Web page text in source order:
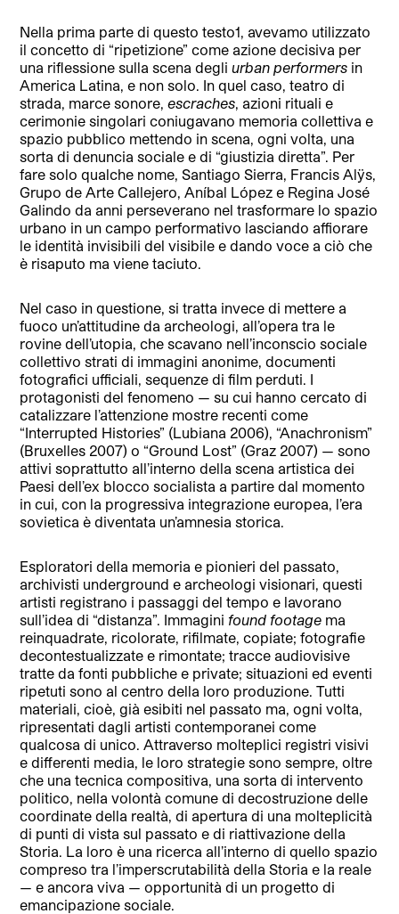
Nella prima parte di questo testo1, avevamo utilizzato
il concetto di “ripetizione” come azione decisiva per
una riflessione sulla scena degliurban performers in
America Latina, e non solo. In quel caso, teatro di
strada, marce sonore,escraches, azioni rituali e
cerimonie singolari coniugavano memoria collettiva e
spazio pubblico mettendo in scena, ogni volta, una
sorta di denuncia sociale e di “giustizia diretta”. Per
fare solo qualche nome, Santiago Sierra, Francis Alÿs,
Grupo de Arte Callejero, Aníbal López e Regina José
Galindo da anni perseverano nel trasformare lo spazio
urbano in un campo performativo lasciando affiorare
le identità invisibili del visibile e dando voce a ciò che
è risaputo ma viene taciuto.
Nel caso in questione, si tratta invece di mettere a
fuoco un’attitudine da archeologi, all’opera tra le
rovine dell’utopia, che scavano nell’inconscio sociale
collettivo strati di immagini anonime, documenti
fotografici ufficiali, sequenze di film perduti. I
protagonisti del fenomeno — su cui hanno cercato di
catalizzare l’attenzione mostre recenti come
“Interrupted Histories” (Lubiana 2006), “Anachronism”
(Bruxelles 2007) o “Ground Lost” (Graz 2007) — sono
attivi soprattutto all’interno della scena artistica dei
Paesi dell’ex blocco socialista a partire dal momento
in cui, con la progressiva integrazione europea, l’era
sovietica è diventata un’amnesia storica.
Esploratori della memoria e pionieri del passato,
archivisti underground e archeologi visionari, questi
artisti registrano i passaggi del tempo e lavorano
sull’idea di “distanza”. Immagini found footage ma
reinquadrate, ricolorate, rifilmate, copiate; fotografie
decontestualizzate e rimontate; tracce audiovisive
tratte da fonti pubbliche e private; situazioni ed eventi
ripetuti sono al centro della loro produzione. Tutti
materiali, cioè, già esibiti nel passato ma, ogni volta,
ripresentati dagli artisti contemporanei come
qualcosa di unico. Attraverso molteplici registri visivi
e differenti media, le loro strategie sono sempre, oltre
che una tecnica compositiva, una sorta di intervento
politico, nella volontà comune di decostruzione delle
coordinate della realtà, di apertura di una molteplicità
di punti di vista sul passato e di riattivazione della
Storia. La loro è una ricerca all’interno di quello spazio
compreso tra l’imperscrutabilità della Storia e la reale
— e ancora viva — opportunità di un progetto di
emancipazione sociale.